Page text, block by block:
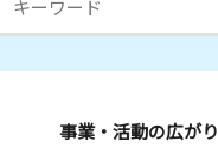
事業・活動の広がり